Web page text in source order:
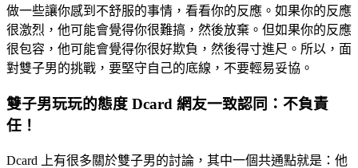
做一些讓你感到不舒服的事情，看看你的反應。如果你的反應
很激烈，他可能會覺得你很難搞，然後放棄。但如果你的反應
很包容，他可能會覺得你很好欺負，然後得寸進尺。所以，面
對雙子男的挑戰，要堅守自己的底線，不要輕易妥協。
雙子男玩玩的態度 Dcard 網友一致認同：不負責
任！
Dcard 上有很多關於雙子男的討論，其中一個共通點就是：他